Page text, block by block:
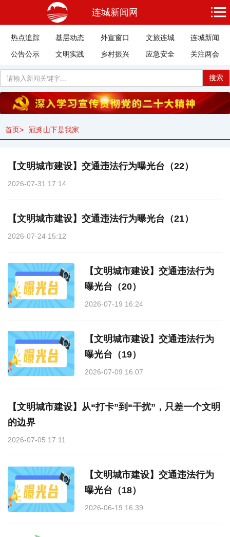
连城新闻网
热点追踪 基层动态 外宣窗口 文旅连城
连城新闻
公告公示
文明实践 乡村振兴 应急安全 关注两会
搜索
首页> 冠豸山下是我家
【文明城市建设】交通违法行为曝光台（22）
2026-07-31 17:14
【文明城市建设】交通违法行为曝光台（21）
2026-07-24 15:12
【文明城市建设】交通违法行为
曝光台（20）
2026-07-19 16:24
【文明城市建设】交通违法行为
曝光台（19）
2026-07-09 16:07
【文明城市建设】从“打卡”到“干扰”，只差一个文明
的边界
2026-07-05 17:11
【文明城市建设】交通违法行为
曝光台（18）
2026-06-19 16:39